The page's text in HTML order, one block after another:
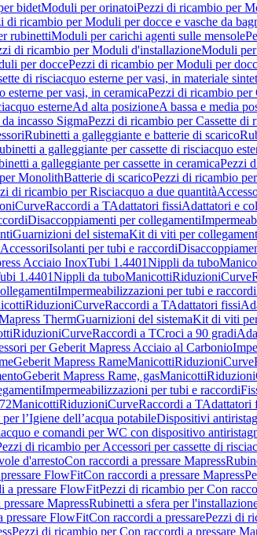
bidetModuli per orinatoiPezzi di ricambio per
di ricambio per Moduli per docce e vasche da
rubinettiModuli per carichi agenti sulle mensole
di ricambio per Moduli d'installazioneModuli
per doccePezzi di ricambio per Moduli per
di risciacquo esterne per vasi, in materiale
esterne per vasi, in ceramicaPezzi di ricambio per
esterneAd alta posizioneA bassa e media
incasso SigmaPezzi di ricambio per Cassette di
Rubinetti a galleggiante e batterie di scarico
a galleggiante per cassette di risciacquo
a galleggiante per cassette in ceramicaPezzi
MonolithBatterie di scaricoPezzi di ricambio
di ricambio per Risciacquo a due quantità
CurveRaccordi a TAdattatori fissiAdattatori e
Disaccoppiamenti per collegamenti
Guarnizioni del sistemaKit di viti per
AccessoriIsolanti per tubi e raccordi
Acciaio InoxTubi 1.4401Nippli da tubo
1.4401Nippli da tuboManicottiRiduzioniCurve
Impermeabilizzazioni per tubi e raccordi
RiduzioniCurveRaccordi a TAdattatori fissi
ThermGuarnizioni del sistemaKit di viti
RiduzioniCurveRaccordi a TCroci a 90 gradi
per Geberit Mapress Acciaio al Carbonio
Geberit Mapress RameManicottiRiduzioniCurve
Geberit Mapress Rame, gasManicottiRiduzioni
Impermeabilizzazioni per tubi e raccordi
ManicottiRiduzioniCurveRaccordi a TAdattatori
l’Igiene dell’acqua potabileDispositivi
e comandi per WC con dispositivo
di ricambio per Accessori per cassette di
d'arrestoCon raccordi a pressare Mapress
FlowFitCon raccordi a pressare Mapress
a pressare FlowFitPezzi di ricambio per Con
MapressRubinetti a sfera per
pressare FlowFitCon raccordi a pressarePezzi di
Pezzi di ricambio per Con raccordi a pressare